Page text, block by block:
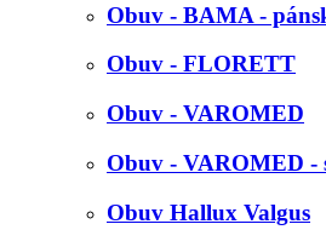
Obuv - BAMA -
Obuv - FLORETT
Obuv - VAROMED
Obuv - VAROMED -
Obuv Hallux Valgus